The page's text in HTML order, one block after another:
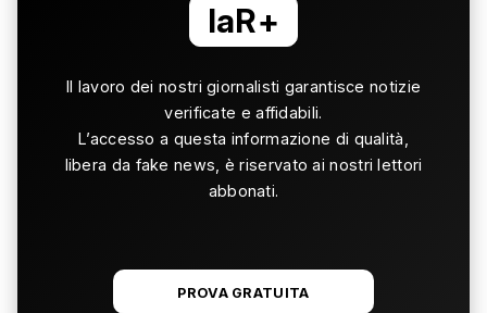
laR+
Il lavoro dei nostri giornalisti garantisce notizie
verificate e affidabili.
L’accesso a questa informazione di qualità,
libera da fake news, è riservato ai nostri lettori
abbonati.
PROVA GRATUITA